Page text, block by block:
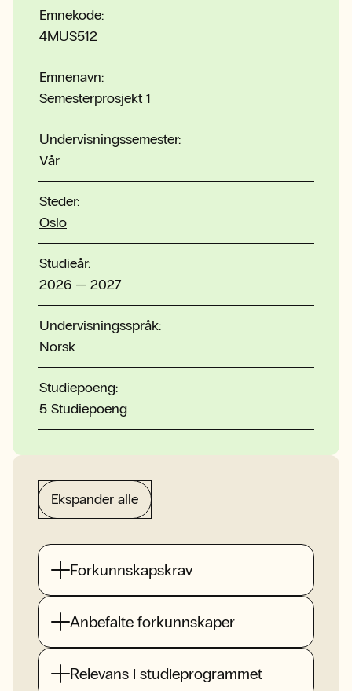
Emnekode:
4MUS512
Emnenavn:
Semesterprosjekt 1
Undervisningssemester:
Vår
Steder:
Oslo
Studieår:
2026 — 2027
Undervisningsspråk:
Norsk
Studiepoeng:
5 Studiepoeng
Ekspander alle
Forkunnskapskrav
Anbefalte forkunnskaper
Relevans i studieprogrammet